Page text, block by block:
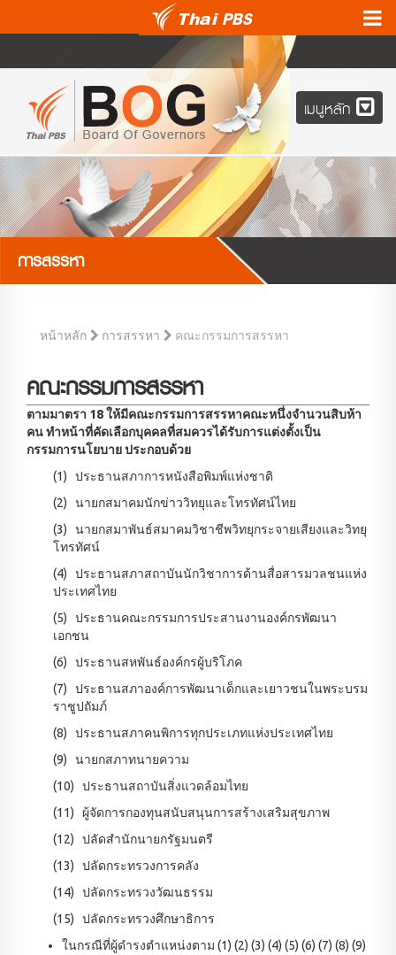
เมนูหลัก
การสรรหา
หน้าหลัก การสรรหา คณะกรรมการสรรหา
คณะกรรมการสรรหา
ตามมาตรา 18 ให้มีคณะกรรมการสรรหาคณะหนึ่งจำนวนสิบห้า
คน ทำหน้าที่คัดเลือกบุคคลที่สมควรได้รับการแต่งตั้งเป็น
กรรมการนโยบาย ประกอบด้วย
(1) ประธานสภาการหนังสือพิมพ์แห่งชาติ
(2) นายกสมาคมนักข่าววิทยุและโทรทัศน์ไทย
(3) นายกสมาพันธ์สมาคมวิชาชีพวิทยุกระจายเสียงและวิทยุ
โทรทัศน์
(4) ประธานสภาสถาบันนักวิชาการด้านสื่อสารมวลชนแห่ง
ประเทศไทย
(5) ประธานคณะกรรมการประสานงานองค์กรพัฒนา
เอกชน
(6) ประธานสหพันธ์องค์กรผู้บริโภค
(7) ประธานสภาองค์การพัฒนาเด็กและเยาวชนในพระบรม
ราชูปถัมภ์
(8) ประธานสภาคนพิการทุกประเภทแห่งประเทศไทย
(9) นายกสภาทนายความ
(10) ประธานสถาบันสิ่งแวดล้อมไทย
(11) ผู้จัดการกองทุนสนับสนุนการสร้างเสริมสุขภาพ
(12) ปลัดสำนักนายกรัฐมนตรี
(13) ปลัดกระทรวงการคลัง
(14) ปลัดกระทรวงวัฒนธรรม
(15) ปลัดกระทรวงศึกษาธิการ
ในกรณีที่ผู้ดำรงตำแหน่งตาม (1) (2) (3) (4) (5) (6) (7) (8) (9)